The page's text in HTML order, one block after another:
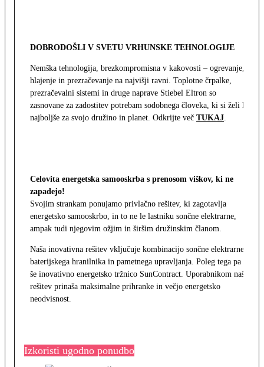
DOBRODOŠLI V SVETU VRHUNSKE TEHNOLOGIJE
Nemška tehnologija, brezkompromisna v kakovosti – ogrevanje,
hlajenje in prezračevanje na najvišji ravni. Toplotne črpalke,
prezračevalni sistemi in druge naprave Stiebel Eltron so
zasnovane za zadostitev potrebam sodobnega človeka, ki si želi le
najboljše za svojo družino in planet. Odkrijte več TUKAJ.
Celovita energetska samooskrba s prenosom viškov, ki ne
zapadejo!
Svojim strankam ponujamo privlačno rešitev, ki zagotavlja
energetsko samooskrbo, in to ne le lastniku sončne elektrarne,
ampak tudi njegovim ožjim in širšim družinskim članom.
Naša inovativna rešitev vključuje kombinacijo sončne elektrarne,
baterijskega hranilnika in pametnega upravljanja. Poleg tega pa
še inovativno energetsko tržnico SunContract. Uporabnikom naša
rešitev prinaša maksimalne prihranke in večjo energetsko
neodvisnost.
Izkoristi ugodno ponudbo